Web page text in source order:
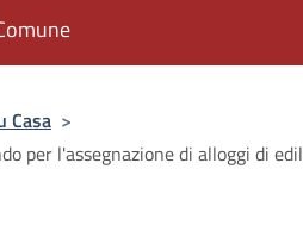
Casa >
per l'assegnazione di alloggi di